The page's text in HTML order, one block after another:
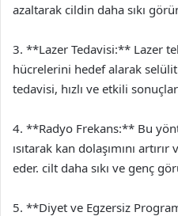
azaltarak cildin daha sıkı
3. **Lazer Tedavisi:** Lazer
hücrelerini hedef alarak
tedavisi, hızlı ve etkili
4. **Radyo Frekans:** Bu
ısıtarak kan dolaşımını
eder. cilt daha sıkı ve genç
5. **Diyet ve Egzersiz